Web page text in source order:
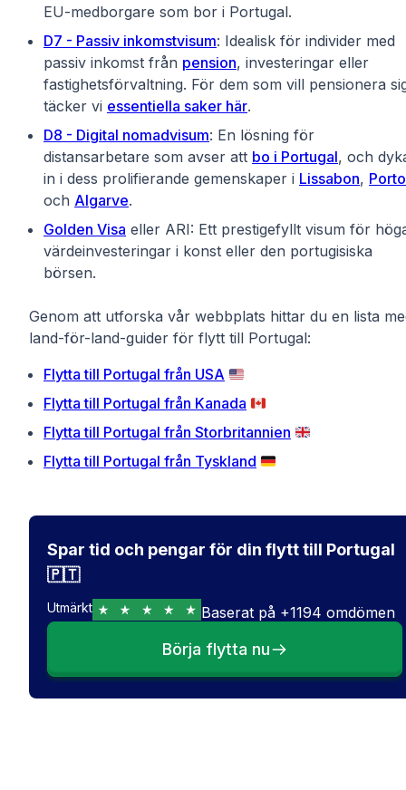
EU-medborgare som bor i Portugal.
D7 - Passiv inkomstvisum: Idealisk för individer med
passiv inkomst från pension, investeringar eller
fastighetsförvaltning. För dem som vill pensionera
täcker vi essentiella saker här.
D8 - Digital nomadvisum: En lösning för
distansarbetare som avser att bo i Portugal, och
in i dess prolifierande gemenskaper i Lissabon, Porto
och Algarve.
Golden Visa eller ARI: Ett prestigefyllt visum för
värdeinvesteringar i konst eller den portugisiska
börsen.
Genom att utforska vår webbplats hittar du en lista
land-för-land-guider för flytt till Portugal:
Flytta till Portugal från USA 🇺🇸
Flytta till Portugal från Kanada 🇨🇦
Flytta till Portugal från Storbritannien 🇬🇧
Flytta till Portugal från Tyskland 🇩🇪
Spar tid och pengar för din flytt till Portugal
🇵🇹
Utmärkt Baserat på +1194 omdömen
Börja flytta nu